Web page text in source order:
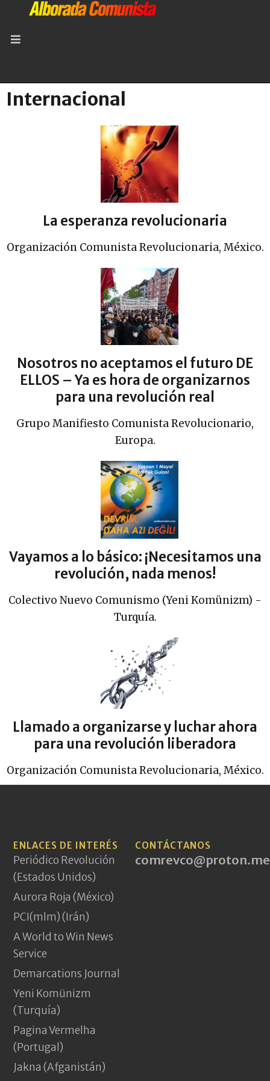
Internacional
La esperanza revolucionaria
Organización Comunista Revolucionaria, México.
Nosotros no aceptamos el futuro DE
ELLOS – Ya es hora de organizarnos
para una revolución real
Grupo Manifiesto Comunista Revolucionario,
Europa.
Vayamos a lo básico: ¡Necesitamos una
revolución, nada menos!
Colectivo Nuevo Comunismo (Yeni Komünizm) -
Turquía.
Llamado a organizarse y luchar ahora
para una revolución liberadora
Organización Comunista Revolucionaria, México.
ENLACES DE INTERÉS
Periódico Revolución
(Estados Unidos)
Aurora Roja (México)
PCI(mlm) (Irán)
A World to Win News
Service
Demarcations Journal
Yeni Komünizm
(Turquía)
Pagina Vermelha
(Portugal)
Jakna (Afganistán)
CONTÁCTANOS
comrevco@proton.me